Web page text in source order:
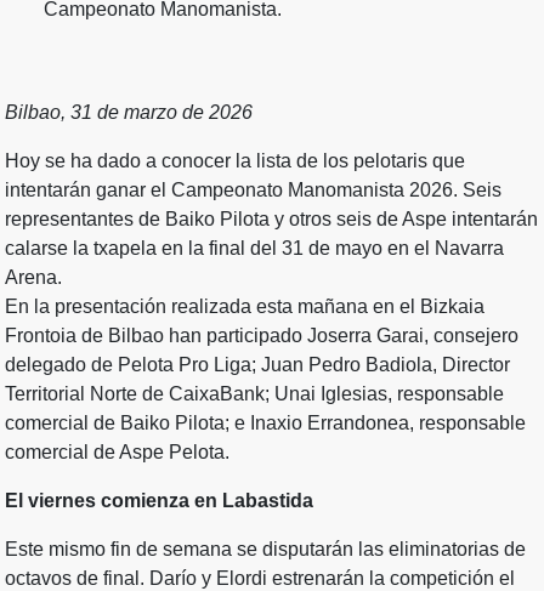
Campeonato Manomanista.
Bilbao, 31 de marzo de 2026
Hoy se ha dado a conocer la lista de los pelotaris que
intentarán ganar el Campeonato Manomanista 2026. Seis
representantes de Baiko Pilota y otros seis de Aspe intentarán
calarse la txapela en la final del 31 de mayo en el Navarra
Arena.
En la presentación realizada esta mañana en el Bizkaia
Frontoia de Bilbao han participado Joserra Garai, consejero
delegado de Pelota Pro Liga; Juan Pedro Badiola, Director
Territorial Norte de CaixaBank; Unai Iglesias, responsable
comercial de Baiko Pilota; e Inaxio Errandonea, responsable
comercial de Aspe Pelota.
El viernes comienza en Labastida
Este mismo fin de semana se disputarán las eliminatorias de
octavos de final. Darío y Elordi estrenarán la competición el